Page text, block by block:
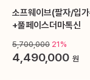
소프웨이브(팔자/입
+풀페이스더마톡신
5,700,000 21%
4,490,000 원